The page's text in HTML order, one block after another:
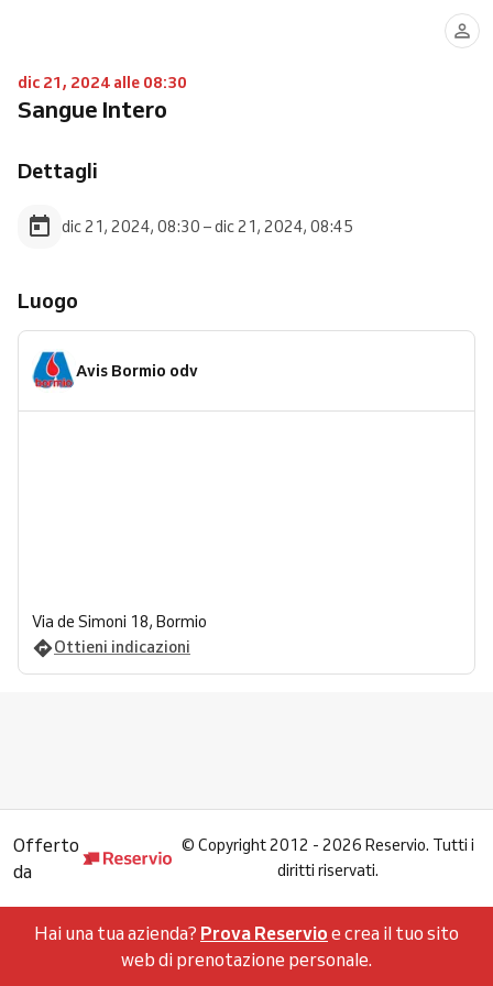
dic 21, 2024 alle 08:30
Sangue Intero
Dettagli
dic 21, 2024, 08:30 – dic 21, 2024, 08:45
Luogo
Avis Bormio odv
Via de Simoni 18, Bormio
Ottieni indicazioni
Offerto
da
© Copyright 2012 - 2026 Reservio. Tutti i
diritti riservati.
Hai una tua azienda? Prova Reservio e crea il tuo sito
web di prenotazione personale.